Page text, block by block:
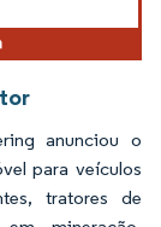
anunciou o
para veículos
tratores de